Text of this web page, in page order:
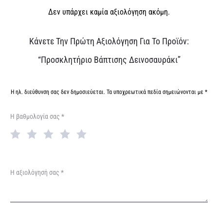
ο
ο
γ
σ
Δεν υπάρχει καμία αξιολόγηση ακόμη.
Κάνετε Την Πρώτη Αξιολόγηση Για Το Προϊόν:
“Προσκλητήριο Βάπτισης Δεινοσαυράκι”
Η ηλ. διεύθυνση σας δεν δημοσιεύεται. Τα υποχρεωτικά πεδία σημειώνονται με *
Η βαθμολογία σας *
Η αξιολόγησή σας *